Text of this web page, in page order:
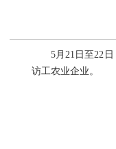
5月21日至22日
访工农业企业。